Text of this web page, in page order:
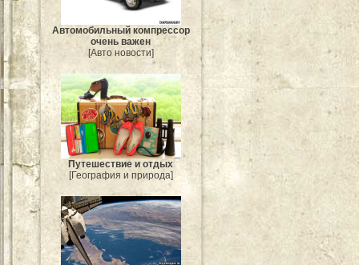
Автомобильный компрессор
очень важен
[Авто новости]
Путешествие и отдых
[География и природа]